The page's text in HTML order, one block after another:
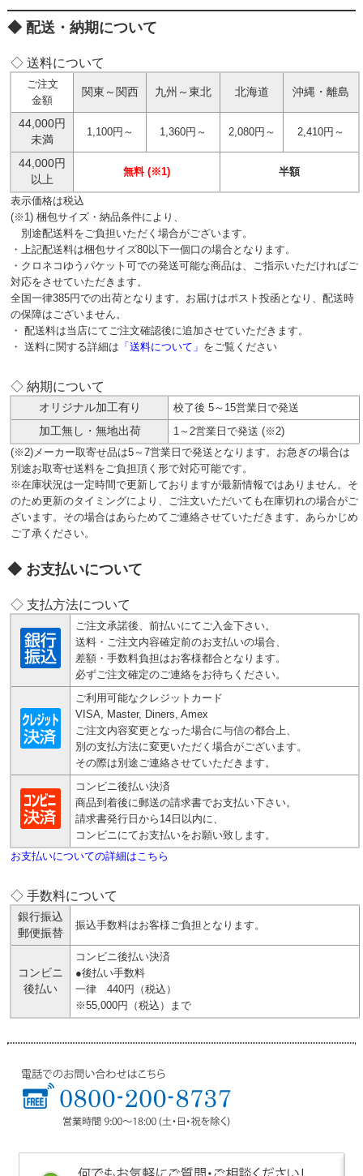
配送・納期について
◇ 送料について
ご注文
金額
関東～関西 九州～東北 北海道 沖縄・離島
44,000円
未満
1,100円～ 1,360円～ 2,080円～ 2,410円～
44,000円
以上
無料 (※1) 半額
表示価格は税込
(※1) 梱包サイズ・納品条件により、
別途配送料をご負担いただく場合がございます。
・上記配送料は梱包サイズ80以下一個口の場合となります。
・クロネコゆうパケット可での発送可能な商品は、ご指示いただければご
対応をさせていただきます。
全国一律385円での出荷となります。お届けはポスト投函となり、配送時
の保障はございません。
・ 配送料は当店にてご注文確認後に追加させていただきます。
・ 送料に関する詳細は 「送料について」 をご覧ください
◇ 納期について
オリジナル加工有り
校了後 5～15営業日で発送
加工無し・無地出荷
1～2営業日で発送 (※2)
(※2)メーカー取寄せ品は5～7営業日で発送となります。お急ぎの場合は
別途お取寄せ送料をご負担頂く形で対応可能です。
※在庫状況は一定時間で更新しておりますが最新情報ではありません。そ
のため更新のタイミングにより、ご注文いただいても在庫切れの場合がご
ざいます。その場合はあらためてご連絡させていただきます。あらかじめ
ご了承ください。
お支払いについて
◇ 支払方法について
ご注文承諾後、前払いにてご入金下さい。
送料・ご注文内容確定前のお支払いの場合、
差額・手数料負担はお客様都合となります。
必ずご注文確定のご連絡をお待ちください。
ご利用可能なクレジットカード
VISA, Master, Diners, Amex
ご注文内容変更となった場合に与信の都合上、
別の支払方法に変更いただく場合がございます。
その際は別途ご連絡させていただきます。
コンビニ後払い決済
商品到着後に郵送の請求書でお支払い下さい。
請求書発行日から14日以内に、
コンビニにてお支払いをお願い致します。
お支払いについての詳細はこちら
◇ 手数料について
銀行振込
郵便振替
振込手数料はお客様ご負担となります。
コンビニ
後払い
コンビニ後払い決済
●後払い手数料
一律 440円（税込）
※55,000円（税込）まで